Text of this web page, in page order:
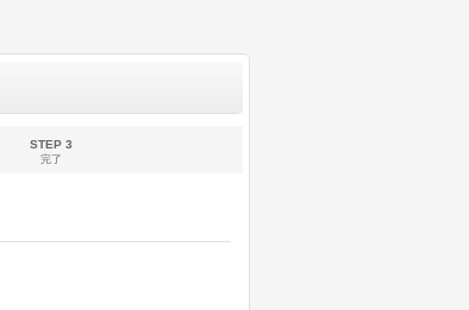
STEP 3
完了